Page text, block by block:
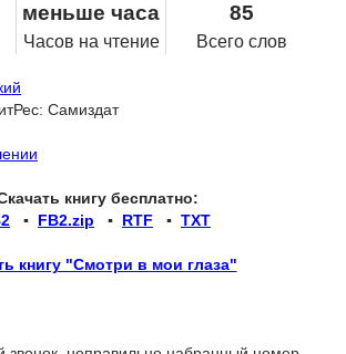
меньше часа
Часов на чтение
85
Всего слов
Самиздат
книгу бесплатно:
▪ FB2.zip ▪ RTF ▪ TXT
книгу "Смотри в мои глаза"